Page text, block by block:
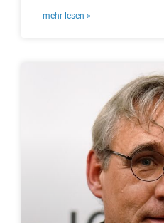
mehr lesen »